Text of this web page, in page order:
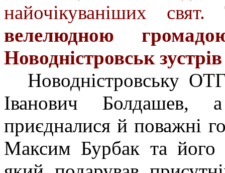
найочікуваніших
велелюдною
Новодністровськ
Новодністровську
Іванович Болдашев,
приєдналися й поважні
Максим Бурбак та його